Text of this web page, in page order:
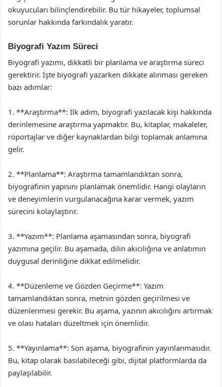
okuyucuları bilinçlendirebilir. Bu tür hikayeler, toplumsal
sorunlar hakkında farkındalık yaratır.
Biyografi Yazım Süreci
Biyografi yazımı, dikkatli bir planlama ve araştırma süreci
gerektirir. İşte biyografi yazarken dikkate alınması gereken
bazı adımlar:
1. **Araştırma**: İlk adım, biyografi yazılacak kişi hakkında
derinlemesine araştırma yapmaktır. Bu, kitaplar, makaleler,
röportajlar ve diğer kaynaklardan bilgi toplamak anlamına
gelir.
2. **Planlama**: Araştırma tamamlandıktan sonra,
biyografinin yapısını planlamak önemlidir. Hangi olayların
ve deneyimlerin vurgulanacağına karar vermek, yazım
sürecini kolaylaştırır.
3. **Yazım**: Planlama aşamasından sonra, biyografi
yazımına geçilir. Bu aşamada, dilin akıcılığına ve anlatımın
duygusal derinliğine dikkat edilmelidir.
4. **Düzenleme ve Gözden Geçirme**: Yazım
tamamlandıktan sonra, metnin gözden geçirilmesi ve
düzenlenmesi gerekir. Bu aşama, yazının akıcılığını artırmak
ve olası hataları düzeltmek için önemlidir.
5. **Yayınlama**: Son aşama, biyografinin yayınlanmasıdır.
Bu, kitap olarak basılabileceği gibi, dijital platformlarda da
paylaşılabilir.